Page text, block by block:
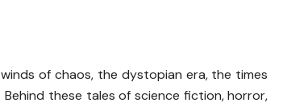
of chaos, the dystopian era, the times
these tales of science fiction, horror,